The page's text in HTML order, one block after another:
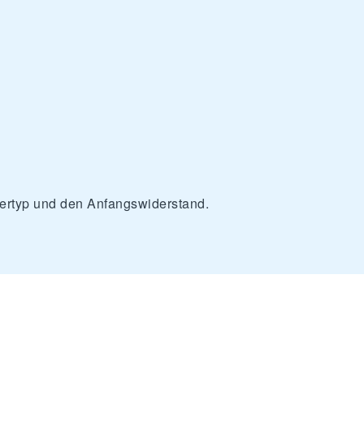
und den Anfangswiderstand.